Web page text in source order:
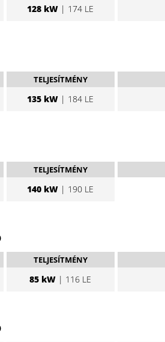
128 kW | 174 LE
TELJESÍTMÉNY
135 kW | 184 LE
TELJESÍTMÉNY
140 kW | 190 LE
TELJESÍTMÉNY
85 kW | 116 LE